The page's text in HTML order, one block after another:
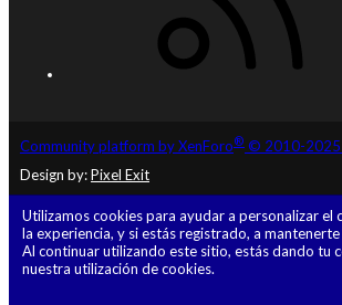
Community platform by XenForo® © 2010-2025
Design by:Pixel Exit
Utilizamos cookies para ayudar a personalizar el
la experiencia, y si estás registrado, a
Al continuar utilizando este sitio, estás dando tu
nuestra utilización de cookies.